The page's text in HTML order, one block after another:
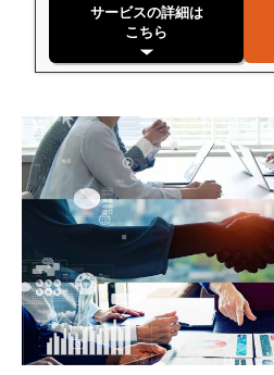
サービスの詳細は
こちら